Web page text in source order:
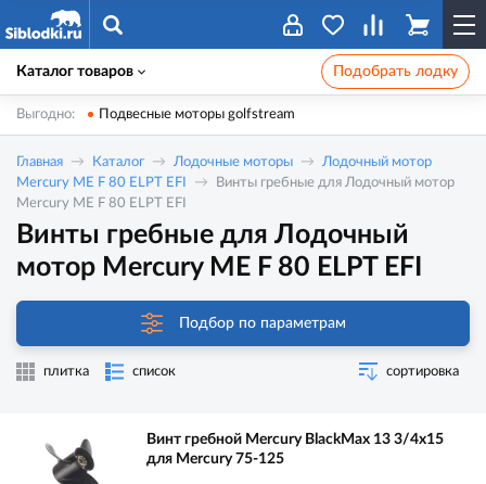
Каталог товаров Подобрать лодку
Выгодно: Подвесные моторы golfstream
Главная Каталог Лодочные моторы
Лодочный мотор
Mercury ME F 80 ELPT EFI
Винты гребные для Лодочный мотор
Mercury ME F 80 ELPT EFI
Винты гребные для Лодочный
мотор Mercury ME F 80 ELPT EFI
Подбор по параметрам
плитка список сортировка
Винт гребной Mercury BlackMax 13 3/4x15
для Mercury 75-125